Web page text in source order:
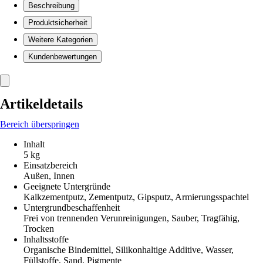
Beschreibung
Produktsicherheit
Weitere Kategorien
Kundenbewertungen
Artikeldetails
Bereich überspringen
Inhalt
5 kg
Einsatzbereich
Außen, Innen
Geeignete Untergründe
Kalkzementputz, Zementputz, Gipsputz, Armierungsspachtel
Untergrundbeschaffenheit
Frei von trennenden Verunreinigungen, Sauber, Tragfähig,
Trocken
Inhaltsstoffe
Organische Bindemittel, Silikonhaltige Additive, Wasser,
Füllstoffe, Sand, Pigmente